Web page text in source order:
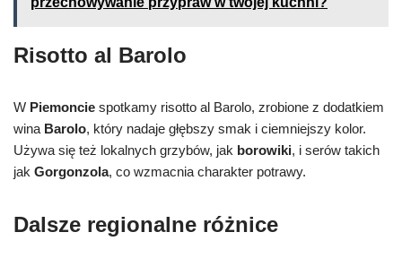
Risotto al Barolo
W Piemoncie spotkamy risotto al Barolo, zrobione z dodatkiem
wina Barolo, który nadaje głębszy smak i ciemniejszy kolor.
Używa się też lokalnych grzybów, jak borowiki, i serów takich
jak Gorgonzola, co wzmacnia charakter potrawy.
Dalsze regionalne różnice